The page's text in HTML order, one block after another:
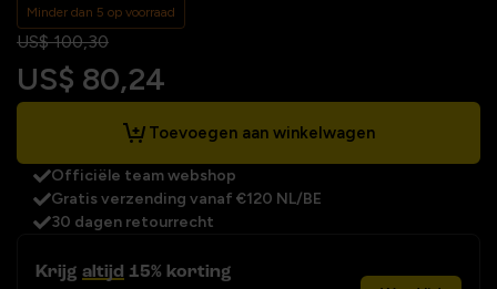
Minder dan 5 op voorraad
US$ 100,30
US$ 80,24
Toevoegen aan winkelwagen
Officiële team webshop
Gratis verzending vanaf €120 NL/BE
30 dagen retourrecht
Krijg altijd 15% korting